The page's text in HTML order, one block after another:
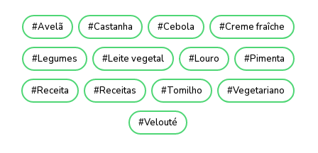
Avelã Castanha Cebola Creme fraîche
Legumes Leite vegetal Louro Pimenta
Receita Receitas Tomilho Vegetariano
Velouté